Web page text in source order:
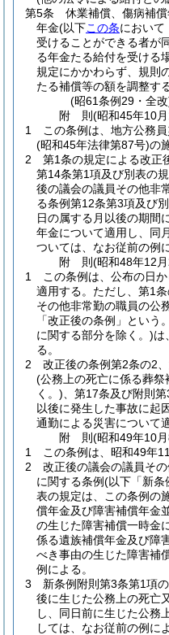
第5条
休業補償、傷病補
年金(以下この条において
受けることができる者が
る年金たる給付を受ける
規定にかかわらず、規則
たる補償等の額を調整す
(昭61条例29・全
附 則(昭和45年10
1
この条例は、地方公務
(昭和45年法律第87号)の
2
第1条の規定による改正
第14条第1項及び別表の
後の議会の議員その他非
る条例第12条第3項及び
日の属する月以後の期間
年金について適用し、同
ついては、なお従前の例
附 則(昭和48年12
1
この条例は、公布の日
適用する。 ただし、第1
その他非常勤の職員の公
「改正後の条例」という
に関する部分を除く。)は
る。
2
改正後の条例第2条の2
(公務上の死亡に係る葬
く。) 、第17条及び附則
以後に発生した事故に起
通勤による災害について
附 則(昭和49年10
1
この条例は、昭和49年
2
改正後の議会の議員そ
に関する条例(以下「新条
表の規定は、この条例の
償年金及び障害補償年金
の生じた障害補償一時金
係る遺族補償年金及び障
べき事由の生じた障害補
例による。
3
新条例附則第3条第1項
後に生じた公務上の死亡
し、同日前に生じた公務
しては、なお従前の例に